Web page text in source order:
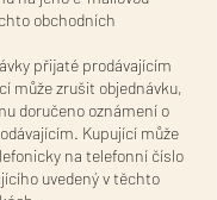
obchodních
přijaté prodávajícím
může zrušit objednávku,
doručeno oznámení o
Kupující může
na telefonní číslo
uvedený v těchto